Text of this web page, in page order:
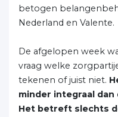
betogen
Nederland en Valente.
De afgelopen week
vraag welke
tekenen of juist niet.
minder integraal
Het betreft slechts